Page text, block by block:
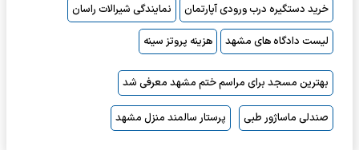
خرید دستگیره درب ورودی آپارتمان
نمایندگی شیرالات راسان
لیست دادگاه های مشهد
هزینه پروتز سینه
بهترین مسجد برای مراسم ختم مشهد معرفی شد
صندلی ماساژور طبی پرستار سالمند منزل مشهد